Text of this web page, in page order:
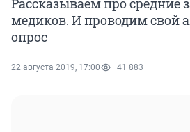
Рассказываем про средние
медиков. И проводим свой
опрос
22 августа 2019, 17:00 41 883